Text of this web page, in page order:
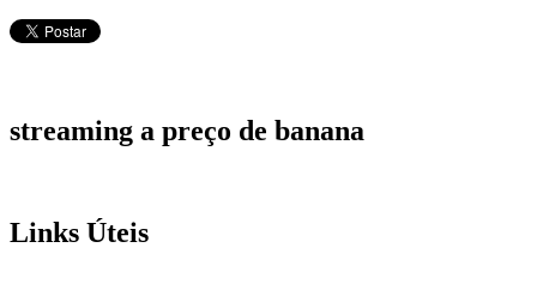
streaming a preço de banana
Links Úteis